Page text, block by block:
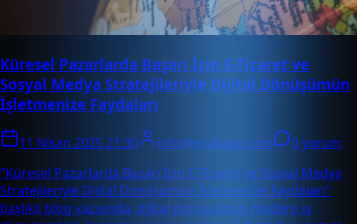
Küresel Pazarlarda Başarı İçin E-Ticaret ve
Sosyal Medya Stratejileriyle Dijital Dönüşümün
İşletmenize Faydaları
11 Nisan 2025 21:30 info@enabase.com
0 yorum
"Küresel Pazarlarda Başarı İçin E-Ticaret ve Sosyal Medya
Stratejileriyle Dijital Dönüşümün İşletmenize Faydaları"
başlıklı blog yazısında, dijital dönüşümün modern iş